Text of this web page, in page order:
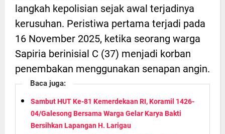
langkah kepolisian sejak awal terjadinya
kerusuhan. Peristiwa pertama terjadi pada
16 November 2025, ketika seorang warga
Sapiria berinisial C (37) menjadi korban
penembakan menggunakan senapan angin.
Baca juga:
Sambut HUT Ke-81 Kemerdekaan RI, Koramil 1426-
04/Galesong Bersama Warga Gelar Karya Bakti
Bersihkan Lapangan H. Larigau